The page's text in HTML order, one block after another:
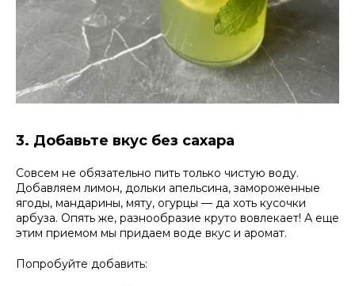
3. Добавьте вкус без сахара
Совсем не обязательно пить только чистую воду.
Добавляем лимон, дольки апельсина, замороженные
ягоды, мандарины, мяту, огурцы — да хоть кусочки
арбуза. Опять же, разнообразие круто вовлекает! А еще
этим приемом мы придаем воде вкус и аромат.
Попробуйте добавить: